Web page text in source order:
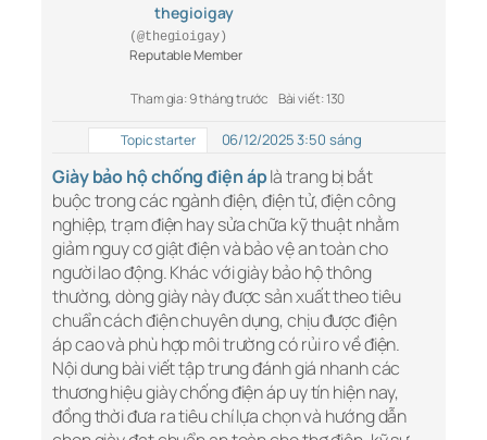
thegioigay
(@thegioigay)
Reputable Member
Tham gia: 9 tháng trước Bài viết: 130
Topic starter 06/12/2025 3:50 sáng
Giày bảo hộ chống điện áplà trang bị bắt
buộc trong các ngành điện, điện tử, điện công
nghiệp, trạm điện hay sửa chữa kỹ thuật nhằm
giảm nguy cơ giật điện và bảo vệ an toàn cho
người lao động. Khác với giày bảo hộ thông
thường, dòng giày này được sản xuất theo tiêu
chuẩn cách điện chuyên dụng, chịu được điện
áp cao và phù hợp môi trường có rủi ro về điện.
Nội dung bài viết tập trung đánh giá nhanh các
thương hiệu giày chống điện áp uy tín hiện nay,
đồng thời đưa ra tiêu chí lựa chọn và hướng dẫn